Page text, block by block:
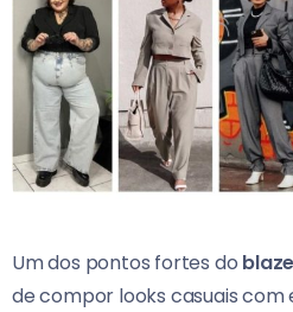
Um dos pontos fortes do
de compor looks casuais